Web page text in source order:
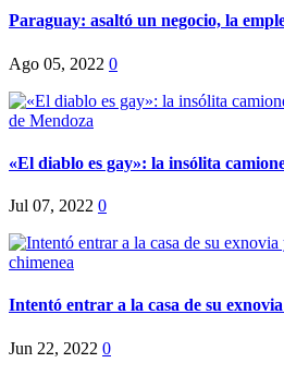
Paraguay: asaltó un negocio, la
Ago 05, 2022 0
«El diablo es gay»: la insólita
Jul 07, 2022 0
Intentó entrar a la casa de su
Jun 22, 2022 0